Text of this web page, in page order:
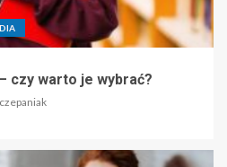
czy warto je wybrać?